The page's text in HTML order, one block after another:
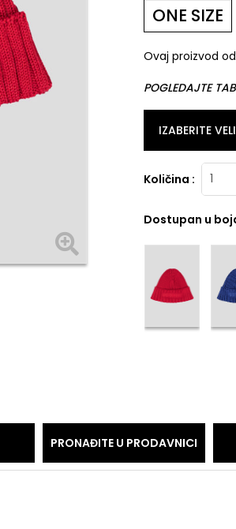
ONE SIZE
Ovaj proizvod
POGLEDAJTE
IZABERITE
Količina :
Dostupan u
PRONAĐITE U PRODAVNICI